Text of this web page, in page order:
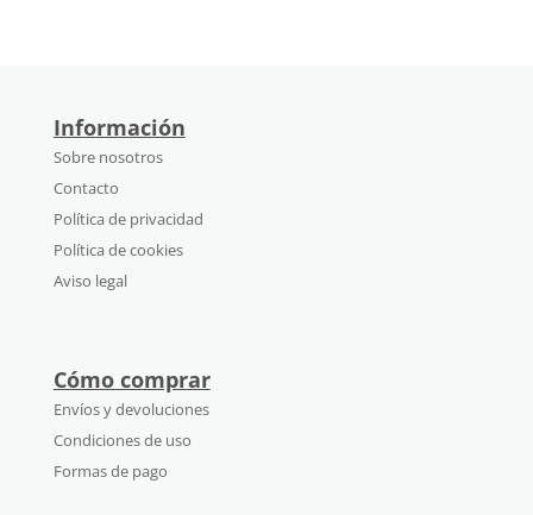
Información
Sobre nosotros
Contacto
Política de privacidad
Política de cookies
Aviso legal
Cómo comprar
Envíos y devoluciones
Condiciones de uso
Formas de pago